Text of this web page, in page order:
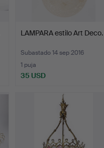
LAMPARA estilo Art Deco.
Subastado 14 sep 2016
1 puja
35 USD